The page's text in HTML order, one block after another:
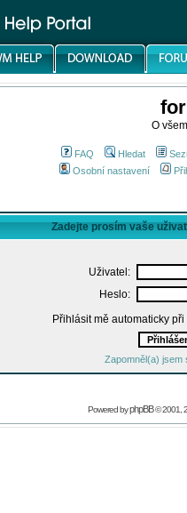
O
FAQ Hledat
Osobní nastavení
Zadejte prosím vaše
Uživatel:
Heslo:
Přihlásit mě automaticky
Zapomněl(a) jsem
Powered byphpBB© 2001,